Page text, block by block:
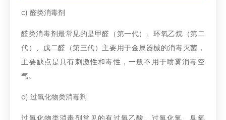
c) 醛类消毒剂
醛类消毒剂最常见的是甲醛（第一代）、环氧乙烷（第二
代）、戊二醛（第三代）主要用于金属器械的消毒灭菌，
主要缺点是具有刺激性和毒性，一般不用于喷雾消毒空
气。
d) 过氧化物类消毒剂
过氧化物类消毒剂常见的有过氧乙酸、过氧化氢、臭氧